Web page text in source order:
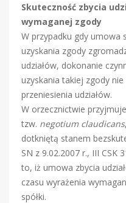
Skuteczność zbycia
wymaganej zgody
W przypadku gdy umowa
uzyskania zgody
udziałów, dokonanie
uzyskania takiej zgody
przeniesienia udziałów.
W orzecznictwie
tzw. negotium claudicans
dotkniętą stanem
SN z 9.02.2007 r., III CSK
to, iż umowa zbycia
czasu wyrażenia
spółki.